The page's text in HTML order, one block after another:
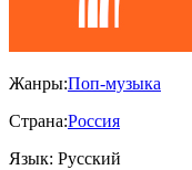
Жанры:Поп-музыка
Страна:Россия
Язык: Русский